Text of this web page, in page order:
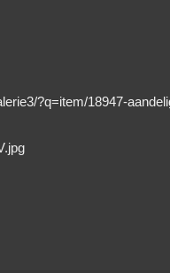
?q=item/18947-